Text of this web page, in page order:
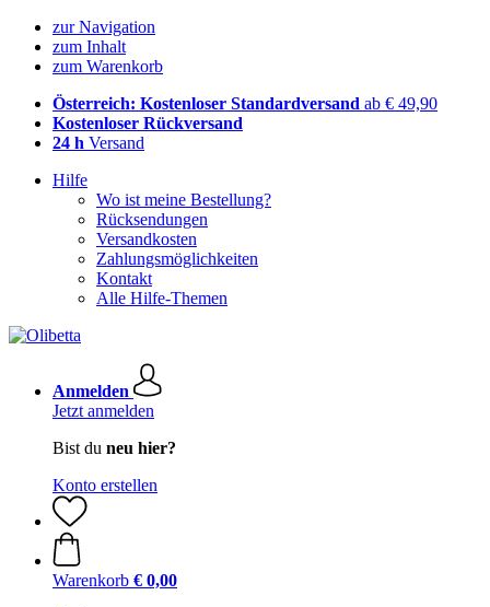
zur Navigation
zum Inhalt
zum Warenkorb
Österreich: Kostenloser Standardversand ab € 49,90
Kostenloser Rückversand
24 h Versand
Hilfe
Wo ist meine Bestellung?
Rücksendungen
Versandkosten
Zahlungsmöglichkeiten
Kontakt
Alle Hilfe-Themen
Anmelden
Jetzt anmelden
Bist du neu hier?
Konto erstellen
Warenkorb € 0,00